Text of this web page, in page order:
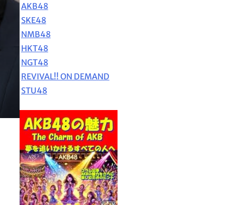
AKB48
SKE48
NMB48
HKT48
NGT48
REVIVAL!! ON DEMAND
STU48